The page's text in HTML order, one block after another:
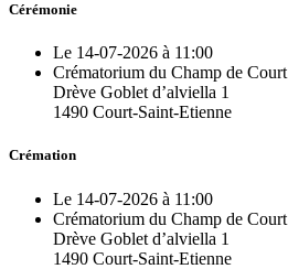
Cérémonie
Le 14-07-2026 à 11:00
Crématorium du Champ de Court
Drève Goblet d’alviella 1
1490 Court-Saint-Etienne
Crémation
Le 14-07-2026 à 11:00
Crématorium du Champ de Court
Drève Goblet d’alviella 1
1490 Court-Saint-Etienne